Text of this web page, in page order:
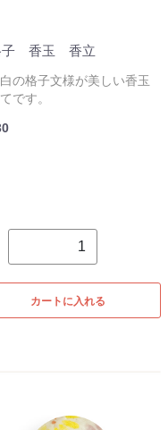
子 香玉 香立
の格子文様が美しい香玉
です。
カートに入れる